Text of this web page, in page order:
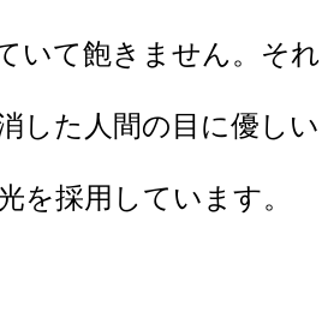
いて飽きません。そ
した人間の目に優し
を採用しています。